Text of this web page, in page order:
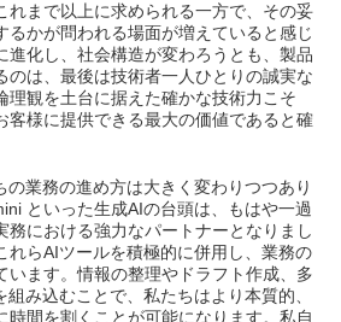
れまで以上に求められる一方で、その妥
るかが問われる場面が増えていると感じ
進化し、社会構造が変わろうとも、製品
のは、最後は技術者一人ひとりの誠実な
理観を土台に据えた確かな技術力こそ
客様に提供できる最大の価値であると確
の業務の進め方は大きく変わりつつあり
といった生成AIの台頭は、もはや一過
務における強力なパートナーとなりまし
れらAIツールを積極的に併用し、業務の
います。情報の整理やドラフト作成、多
み込むことで、私たちはより本質的、
時間を割くことが可能になります。私自